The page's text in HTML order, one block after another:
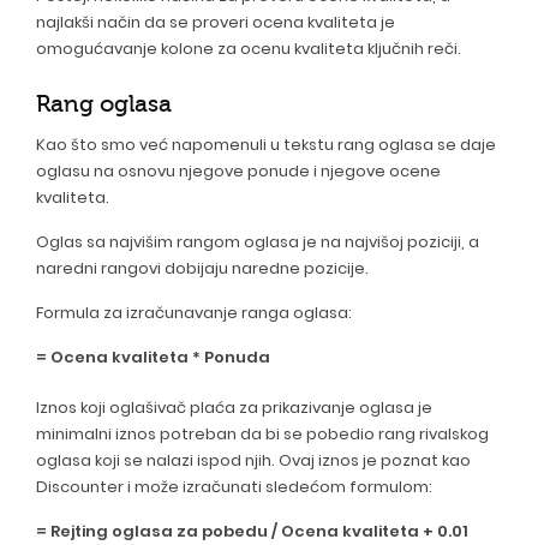
najlakši način da se proveri ocena kvaliteta je
omogućavanje kolone za ocenu kvaliteta ključnih reči.
Rang oglasa
Kao što smo već napomenuli u tekstu rang oglasa se daje
oglasu na osnovu njegove ponude i njegove ocene
kvaliteta.
Oglas sa najvišim rangom oglasa je na najvišoj poziciji, a
naredni rangovi dobijaju naredne pozicije.
Formula za izračunavanje ranga oglasa:
= Ocena kvaliteta * Ponuda
Iznos koji oglašivač plaća za prikazivanje oglasa je
minimalni iznos potreban da bi se pobedio rang rivalskog
oglasa koji se nalazi ispod njih. Ovaj iznos je poznat kao
Discounter i može izračunati sledećom formulom:
= Rejting oglasa za pobedu / Ocena kvaliteta + 0.01